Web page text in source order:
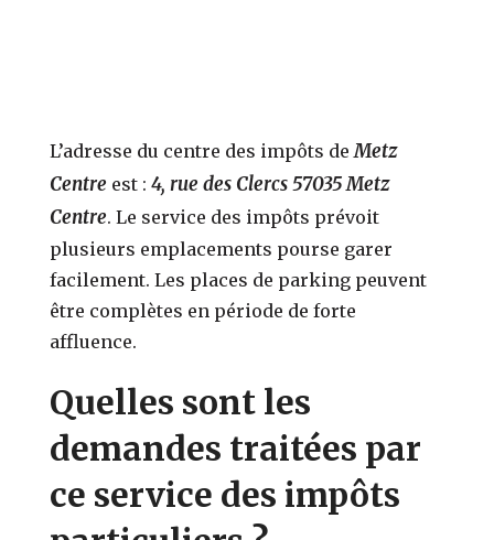
L’adresse du centre des impôts deMetz
Centre est :4, rue des Clercs 57035 Metz
Centre. Le service des impôts prévoit
plusieurs emplacements pourse garer
facilement. Les places de parking peuvent
être complètes en période de forte
affluence.
Quelles sont les
demandes traitées par
ce service des impôts